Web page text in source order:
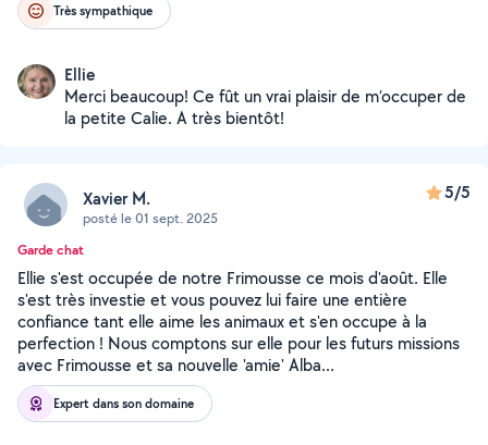
Très sympathique
Ellie
Merci beaucoup! Ce fût un vrai plaisir de m’occuper de
la petite Calie. A très bientôt!
Xavier M.
posté le 01 sept. 2025
5/5
Garde chat
Ellie s'est occupée de notre Frimousse ce mois d'août. Elle
s'est très investie et vous pouvez lui faire une entière
confiance tant elle aime les animaux et s'en occupe à la
perfection ! Nous comptons sur elle pour les futurs missions
avec Frimousse et sa nouvelle 'amie' Alba...
Expert dans son domaine